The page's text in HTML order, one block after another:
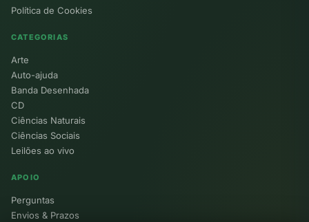
Política de Cookies
CATEGORIAS
Arte
Auto-ajuda
Banda Desenhada
CD
Ciências Naturais
Ciências Sociais
Leilões ao vivo
APOIO
Perguntas
Envios & Prazos